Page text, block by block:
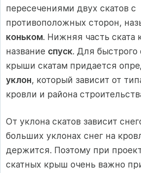
пересечениями двух скатов с
противоположных сторон,
коньком. Нижняя часть ската
название спуск. Для быстрого
крыши скатам придается
уклон, который зависит от
кровли и района
От уклона скатов зависит
больших уклонах снег на
держится. Поэтому при
скатных крыш очень важно